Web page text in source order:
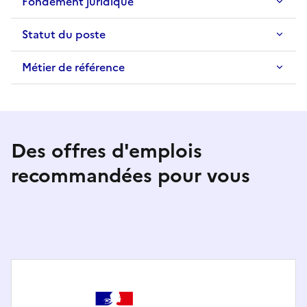
Statut du poste
Métier de référence
Des offres d'emplois
recommandées pour vous